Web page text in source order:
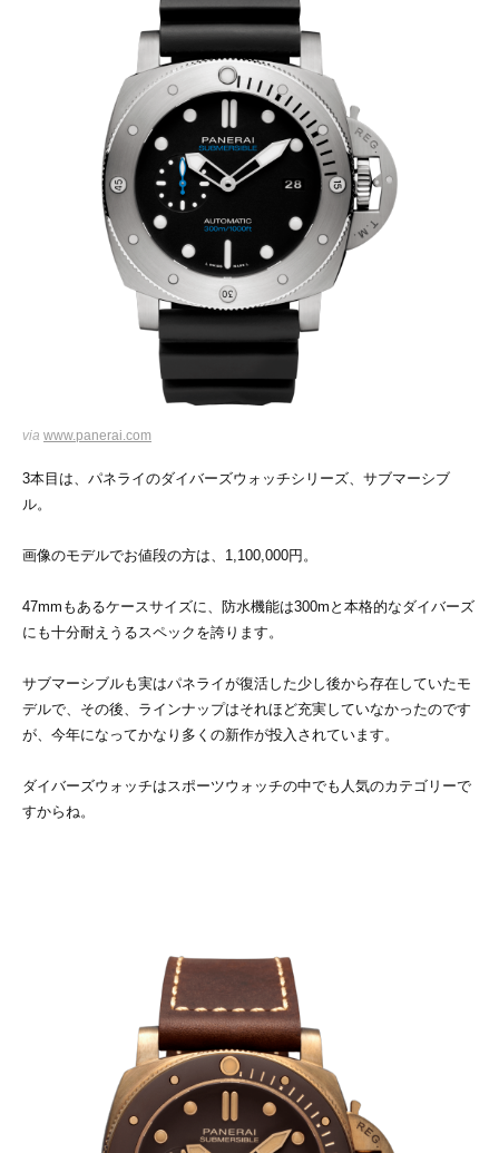
via www.panerai.com
3本目は、パネライのダイバーズウォッチシリーズ、サブマーシブ
ル。
画像のモデルでお値段の方は、1,100,000円。
47mmもあるケースサイズに、防水機能は300mと本格的なダイバーズ
にも十分耐えうるスペックを誇ります。
サブマーシブルも実はパネライが復活した少し後から存在していたモ
デルで、その後、ラインナップはそれほど充実していなかったのです
が、今年になってかなり多くの新作が投入されています。
ダイバーズウォッチはスポーツウォッチの中でも人気のカテゴリーで
すからね。